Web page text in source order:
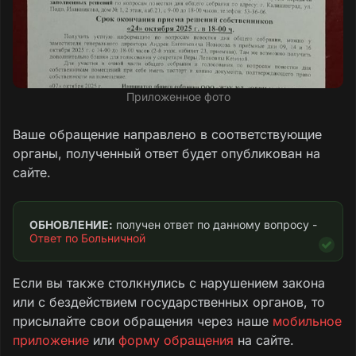
Приложенное фото
Ваше обращение направлено в соответствующие
органы, полученный ответ будет опубликован на
сайте.
ОБНОВЛЕНИЕ:
Ответ по Больничной
Если вы также столкнулись с нарушением закона
или с бездействием государственных органов, то
присылайте свои обращения через наше мобильное
приложение или форму обращения на сайте.